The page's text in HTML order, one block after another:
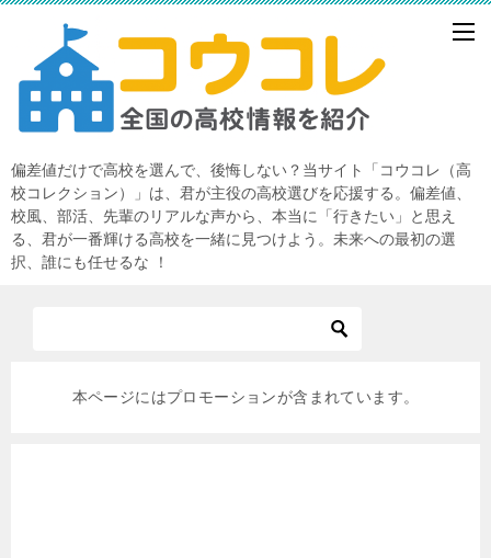
偏差値だけで高校を選んで、後悔しない？当サイト「コウコレ（高
校コレクション）」は、君が主役の高校選びを応援する。偏差値、
校風、部活、先輩のリアルな声から、本当に「行きたい」と思え
る、君が一番輝ける高校を一緒に見つけよう。未来への最初の選
択、誰にも任せるな ！
本ページにはプロモーションが含まれています。